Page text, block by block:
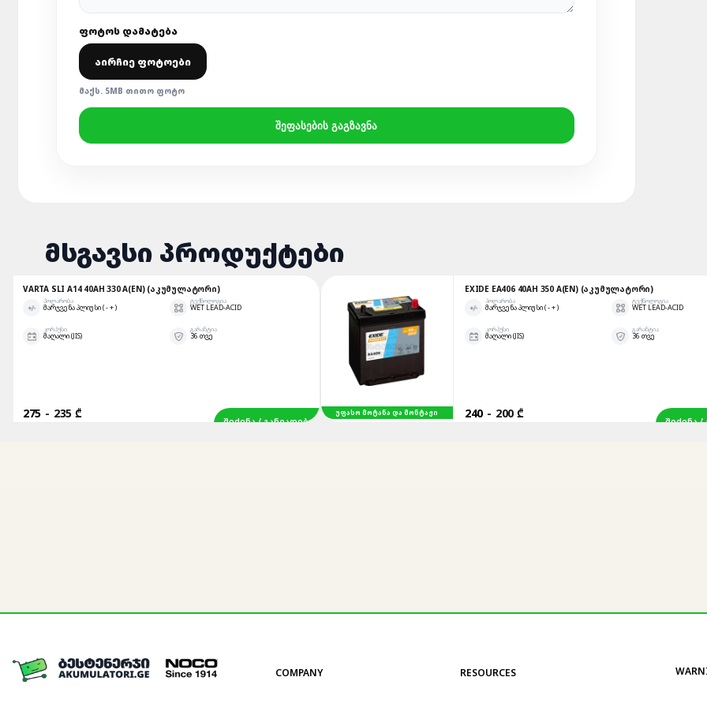
ᲤᲝᲢᲝᲡ ᲓᲐᲛᲐᲢᲔᲑᲐ
ᲐᲘᲠᲩᲘᲔ ᲤᲝᲢᲝᲔᲑᲘ
ᲛᲐᲥᲡ. 5MB ᲗᲘᲗᲝ ᲤᲝᲢᲝ
ᲨᲔᲤᲐᲡᲔᲑᲘᲡ ᲒᲐᲒᲖᲐᲕᲜᲐ
ᲛᲡᲒᲐᲕᲡᲘ ᲞᲠᲝᲓᲣᲥᲢᲔᲑᲘ
SLI A14 40AH 330 A(EN) (ᲐᲙᲣᲛᲣᲚᲐᲢᲝᲠᲘ)
ᲞᲝᲚᲐᲠᲝᲑᲐ
ᲛᲐᲠᲯᲕᲔᲜᲐ ᲞᲚᲘᲣᲡᲘ ( - + )
ᲢᲔᲥᲜᲝᲚᲝᲒᲘᲐ
WET LEAD-ACID
ᲛᲐᲦᲐᲚᲘ (JIS)
ᲒᲐᲠᲐᲜᲢᲘᲐ
36 ᲗᲕᲔ
- 235 ₾
ᲨᲔᲫᲔᲜᲐ / ᲒᲐᲜᲕᲐᲓᲔᲑᲐ
ᲣᲤᲐᲡᲝ ᲛᲝᲢᲐᲜᲐ ᲓᲐ ᲛᲝᲜᲢᲐᲟᲘ
EXIDE EA406 40AH 350 A(EN) (ᲐᲙᲣᲛᲣᲚᲐᲢᲝᲠᲘ)
ᲞᲝᲚᲐᲠᲝᲑᲐ
ᲛᲐᲠᲯᲕᲔᲜᲐ ᲞᲚᲘᲣᲡᲘ ( - + )
ᲢᲔᲥᲜᲝᲚᲝᲒᲘᲐ
WET LEAD-ACID
ᲛᲐᲦᲐᲚᲘ (JIS)
ᲒᲐᲠᲐᲜᲢᲘᲐ
36 ᲗᲕᲔ
- 200 ₾
ᲨᲔᲫᲔᲜᲐ /
COMPANY RESOURCES